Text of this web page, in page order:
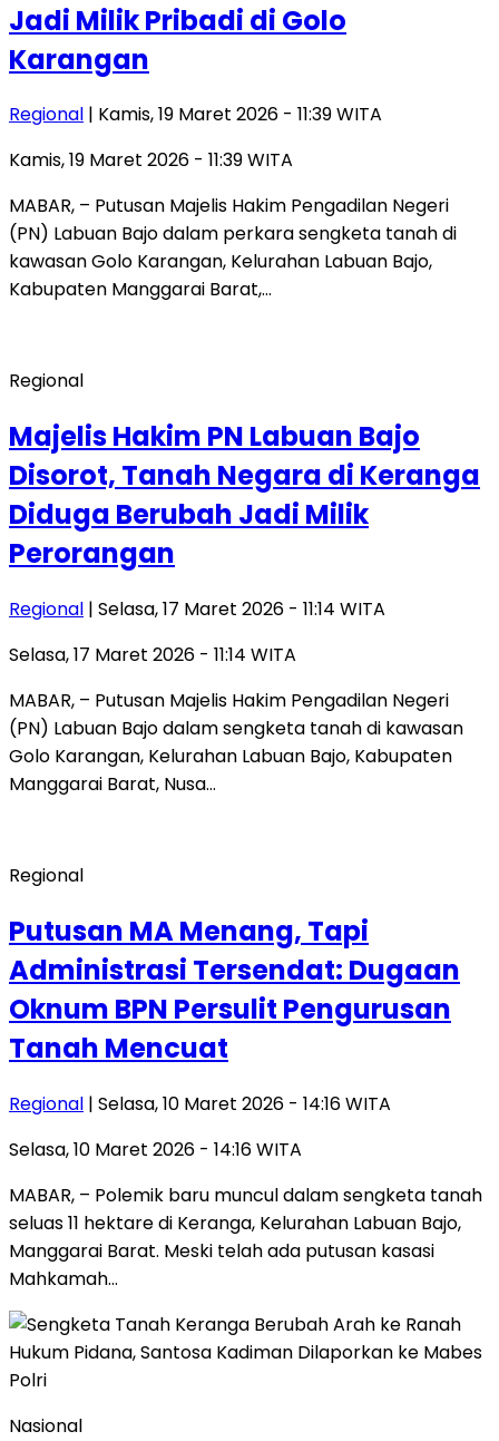
Jadi Milik Pribadi di Golo
Karangan
Regional | Kamis, 19 Maret 2026 - 11:39 WITA
Kamis, 19 Maret 2026 - 11:39 WITA
MABAR, – Putusan Majelis Hakim Pengadilan Negeri
(PN) Labuan Bajo dalam perkara sengketa tanah di
kawasan Golo Karangan, Kelurahan Labuan Bajo,
Kabupaten Manggarai Barat,…
Regional
Majelis Hakim PN Labuan Bajo
Disorot, Tanah Negara di Keranga
Diduga Berubah Jadi Milik
Perorangan
Regional | Selasa, 17 Maret 2026 - 11:14 WITA
Selasa, 17 Maret 2026 - 11:14 WITA
MABAR, – Putusan Majelis Hakim Pengadilan Negeri
(PN) Labuan Bajo dalam sengketa tanah di kawasan
Golo Karangan, Kelurahan Labuan Bajo, Kabupaten
Manggarai Barat, Nusa…
Regional
Putusan MA Menang, Tapi
Administrasi Tersendat: Dugaan
Oknum BPN Persulit Pengurusan
Tanah Mencuat
Regional | Selasa, 10 Maret 2026 - 14:16 WITA
Selasa, 10 Maret 2026 - 14:16 WITA
MABAR, – Polemik baru muncul dalam sengketa tanah
seluas 11 hektare di Keranga, Kelurahan Labuan Bajo,
Manggarai Barat. Meski telah ada putusan kasasi
Mahkamah…
Nasional